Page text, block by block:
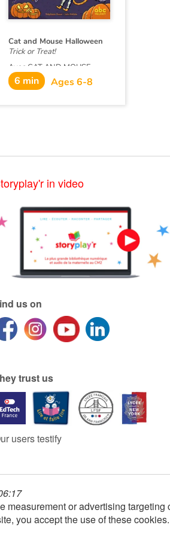
Cat and Mouse Halloween
Trick or Treat!
Avec CAT AND MOUSE -
HALLOWEEN, direction les
rues de la ville en costume
amis...
6 min Ages 6-8
in video
us on
trust us
users testify
measurement or advertising
you accept the use of these